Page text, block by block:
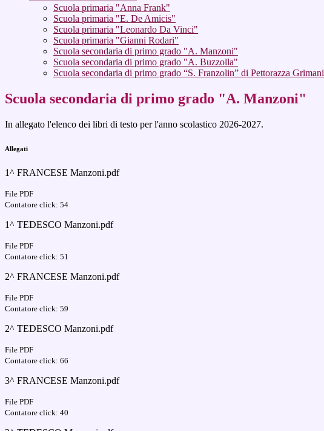
Scuola primaria "Anna Frank"
Scuola primaria "E. De Amicis"
Scuola primaria "Leonardo Da Vinci"
Scuola primaria "Gianni Rodari"
Scuola secondaria di primo grado "A. Manzoni"
Scuola secondaria di primo grado "A. Buzzolla"
Scuola secondaria di primo grado “S. Franzolin” di Pettorazza Grimani
Scuola secondaria di primo grado "A. Manzoni"
In allegato l'elenco dei libri di testo per l'anno scolastico 2026-2027.
Allegati
1^ FRANCESE Manzoni.pdf
File PDF
Contatore click: 54
1^ TEDESCO Manzoni.pdf
File PDF
Contatore click: 51
2^ FRANCESE Manzoni.pdf
File PDF
Contatore click: 59
2^ TEDESCO Manzoni.pdf
File PDF
Contatore click: 66
3^ FRANCESE Manzoni.pdf
File PDF
Contatore click: 40